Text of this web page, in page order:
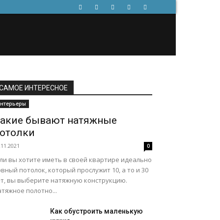
ИНТЕРЕСНОЕ
бывают натяжные
0
вы хотите иметь в своей квартире идеально
потолок, который прослужит 10, а то и 30
вы выберите натяжную конструкцию.
полотно...
Как обустроить маленькую